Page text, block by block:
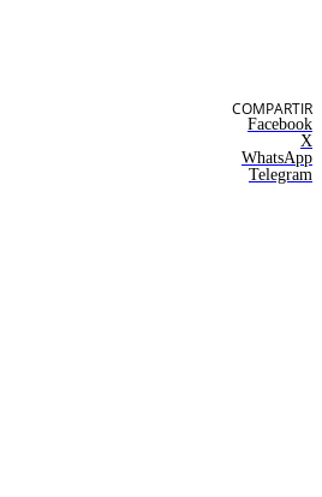
COMPARTIR
Facebook
X
WhatsApp
Telegram